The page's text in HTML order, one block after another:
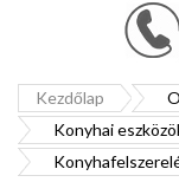
Kezdőlap
Konyhai